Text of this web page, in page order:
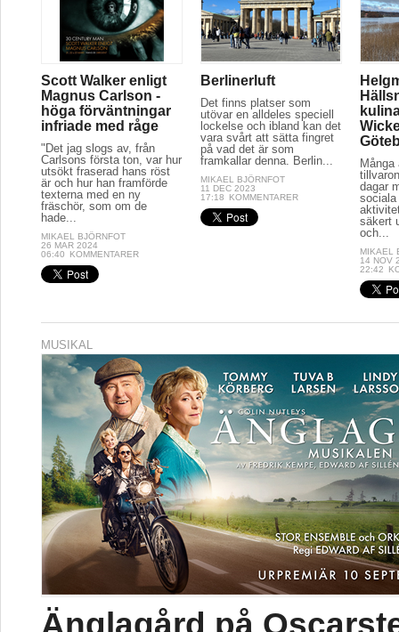
Scott Walker enligt
Magnus Carlson -
höga förväntningar
infriade med råge
"Det jag slogs av, från
Carlsons första ton, var hur
utsökt fraserad hans röst
är och hur han framförde
texterna med en ny
fräschör, som om de
hade...
MIKAEL BJÖRNFOT
26 MAR 2024
06:40
KOMMENTARER
Berlinerluft
Det finns platser som
utövar en alldeles speciell
lockelse och ibland kan det
vara svårt att sätta fingret
på vad det är som
framkallar denna. Berlin...
MIKAEL BJÖRNFOT
11 DEC 2023
17:18
KOMMENTARER
dagar
säkert
och...
MIKAEL
14 NOV
22:42
MUSIKAL
Änglagård på